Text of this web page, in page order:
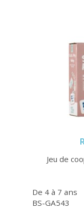
Jeu de
De 4 à 7 ans
BS-GA543